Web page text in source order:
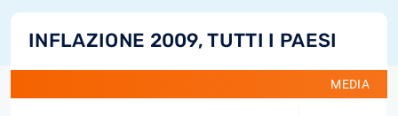
INFLAZIONE 2009, TUTTI I PAESI
MEDIA